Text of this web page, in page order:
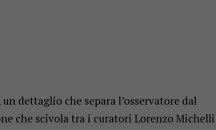
dettaglio che separa l’osservatore dal
che scivola tra i curatori Lorenzo